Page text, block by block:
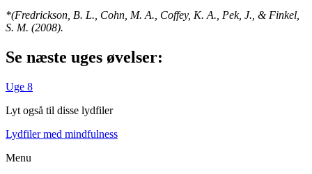
*(Fredrickson, B. L., Cohn, M. A., Coffey, K. A., Pek, J., & Finkel,
S. M. (2008).
Se næste uges øvelser:
Uge 8
Lyt også til disse lydfiler
Lydfiler med mindfulness
Menu